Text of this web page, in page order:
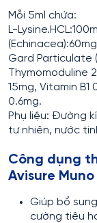
Mỗi 5ml chứa:
L-
Gard Particulate
Thymomoduline
15mg, Vitamin B1
0.6mg.
Phụ liệu: Đường
tự nhiên, nước
Công dụng
Avisure Muno
Giúp bổ
cường tiêu